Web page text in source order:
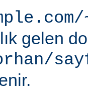
gelen